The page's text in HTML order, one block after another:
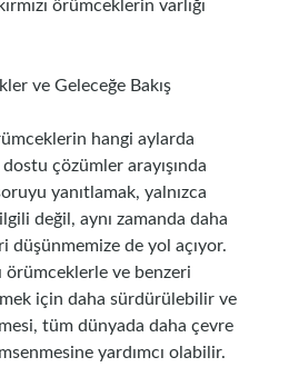
örümceklerin varlığı
ve Geleceğe Bakış
hangi aylarda
çözümler arayışında
yanıtlamak, yalnızca
değil, aynı zamanda daha
düşünmemize de yol açıyor.
örümceklerle ve benzeri
için daha sürdürülebilir ve
tüm dünyada daha çevre
yardımcı olabilir.